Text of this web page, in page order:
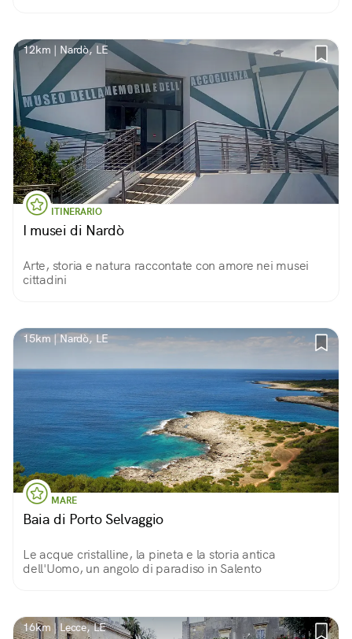
12km | Nardò, LE
ITINERARIO
I musei di Nardò
Arte, storia e natura raccontate con amore nei musei
cittadini
15km | Nardò, LE
MARE
Baia di Porto Selvaggio
Le acque cristalline, la pineta e la storia antica
dell'Uomo, un angolo di paradiso in Salento
16km | Lecce, LE